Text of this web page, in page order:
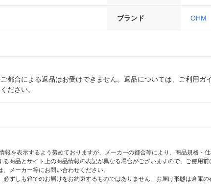
ブランド OHM
都合による返品はお受けできません。返品については、ご利用ガ
ださい。
報を表示するよう努めておりますが、メーカーの都合等により、商品規格・
商品とサイト上の商品情報の表記が異なる場合がございますので、ご使用
メーカー等にお問い合わせください。
ずしも箱でのお届けをお約束するものではありません。お届け形態は倉庫